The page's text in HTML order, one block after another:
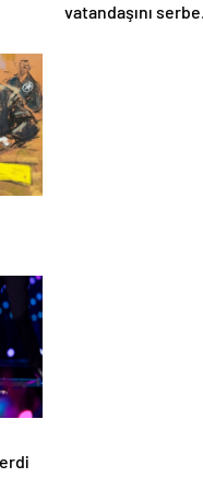
vatandaşını